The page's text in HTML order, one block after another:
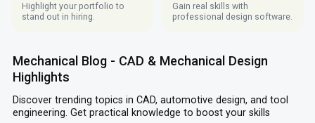
Highlight your portfolio to
stand out in hiring.
Gain real skills with
professional design software.
Mechanical Blog - CAD & Mechanical Design
Highlights
Discover trending topics in CAD, automotive design, and tool
engineering. Get practical knowledge to boost your skills